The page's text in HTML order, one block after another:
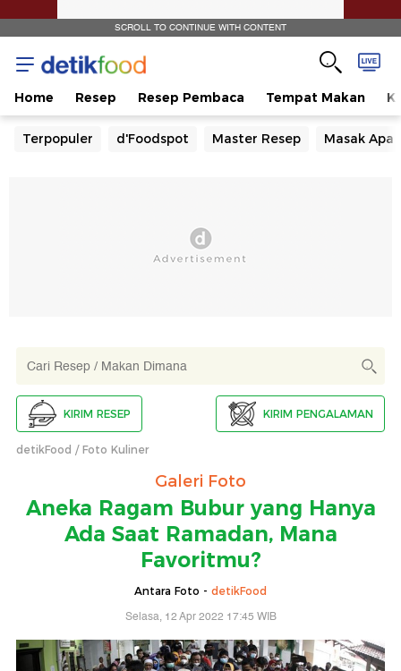
SCROLL TO CONTINUE WITH CONTENT
Home Resep Resep Pembaca Tempat Makan
Terpopuler d'Foodspot Master Resep Masak Apa
KIRIM RESEP KIRIM PENGALAMAN
detikFood Foto Kuliner
Galeri Foto
Aneka Ragam Bubur yang Hanya
Ada Saat Ramadan, Mana
Favoritmu?
Antara Foto - detikFood
Selasa, 12 Apr 2022 17:45 WIB